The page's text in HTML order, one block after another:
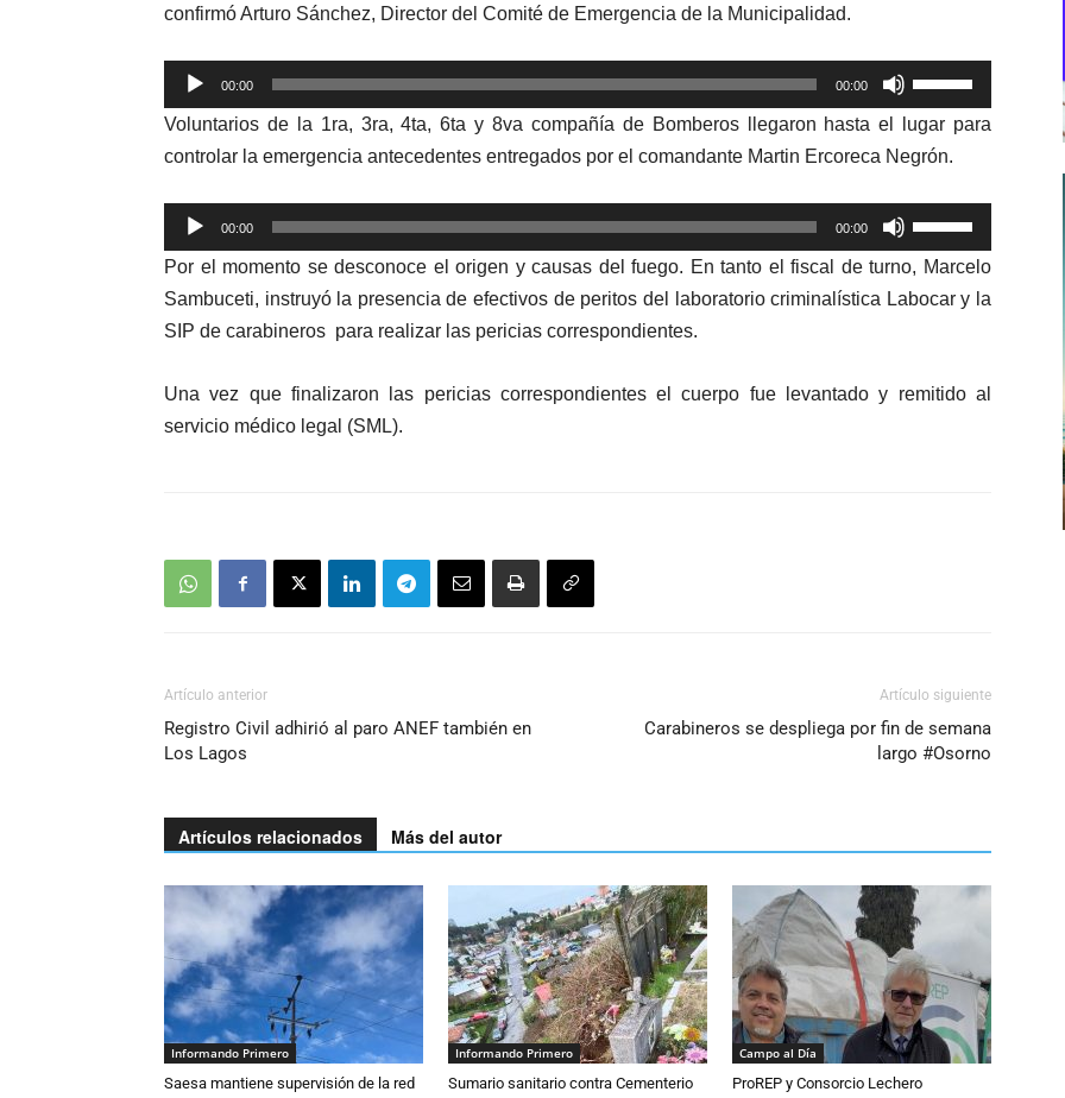
confirmó Arturo Sánchez, Director del Comité de Emergencia de la Municipalidad.
Reproductor
de
audio
00:00 00:00
las
teclas
de
arriba/abajo
para
aumentar
Voluntarios de la 1ra, 3ra, 4ta, 6ta y 8va compañía de Bomberos llegaron hasta el lugar para
controlar la emergencia antecedentes entregados por el comandante Martin Ercoreca Negrón.
Reproductor
de
audio
00:00 00:00
las
teclas
de
para
Por el momento se desconoce el origen y causas del fuego. En tanto el fiscal de turno, Marcelo
Sambuceti, instruyó la presencia de efectivos de peritos del laboratorio criminalística Labocar y la
SIP de carabineros para realizar las pericias correspondientes.
Una vez que finalizaron las pericias correspondientes el cuerpo fue levantado y remitido al
servicio médico legal (SML).
Artículo anterior
Registro Civil adhirió al paro ANEF también en
Los Lagos
Artículo siguiente
Carabineros se despliega por fin de semana
largo #Osorno
Artículos relacionados Más del autor
Informando Primero
Saesa mantiene supervisión de la red
Informando Primero
Sumario sanitario contra Cementerio
Campo al Día
ProREP y Consorcio Lechero